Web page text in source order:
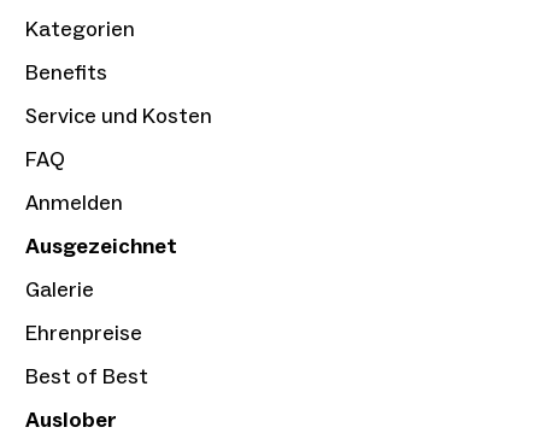
Kategorien
Benefits
Service und Kosten
FAQ
Anmelden
Ausgezeichnet
Galerie
Ehrenpreise
Best of Best
Auslober